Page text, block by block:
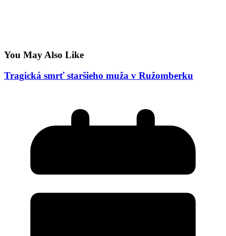
You May Also Like
Tragická smrť staršieho muža v Ružomberku